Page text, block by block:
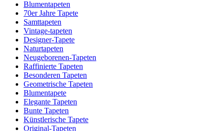
Blumentapeten
70er Jahre Tapete
Samttapeten
Vintage-tapeten
Designer-Tapete
Naturtapeten
Neugeborenen-Tapeten
Raffinierte Tapeten
Besonderen Tapeten
Geometrische Tapeten
Blumentapete
Elegante Tapeten
Bunte Tapeten
Künstlerische Tapete
Original-Tapeten